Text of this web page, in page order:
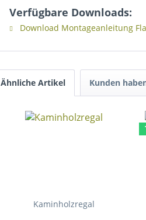
Verfügbare Downloads:
Download Montageanleitung
Ähnliche Artikel Kunden
Kaminholzregal